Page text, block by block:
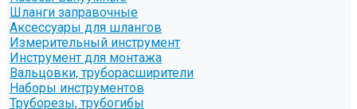
Шланги заправочные
Аксессуары для шлангов
Измерительный инструмент
Инструмент для монтажа
Вальцовки, труборасширители
Наборы инструментов
Труборезы, трубогибы